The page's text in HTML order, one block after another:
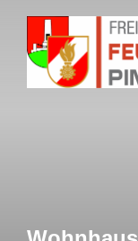
springen